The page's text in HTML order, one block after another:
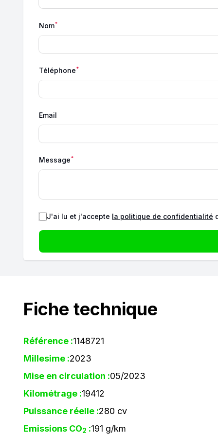
Nom*
Téléphone*
Email
Message*
J'ai lu et j'accepte la politique de confidentialité
Fiche technique
Référence :1148721
Millesime :2023
Mise en circulation :05/2023
Kilométrage :19412
Puissance réelle :280 cv
Emissions CO2 :191 g/km